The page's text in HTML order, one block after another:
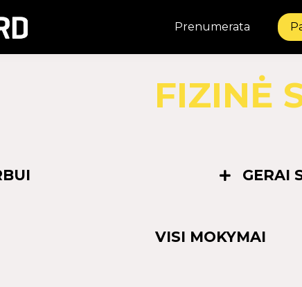
Prenumerata
FIZINĖ
GERAI
VISI MOKYMAI